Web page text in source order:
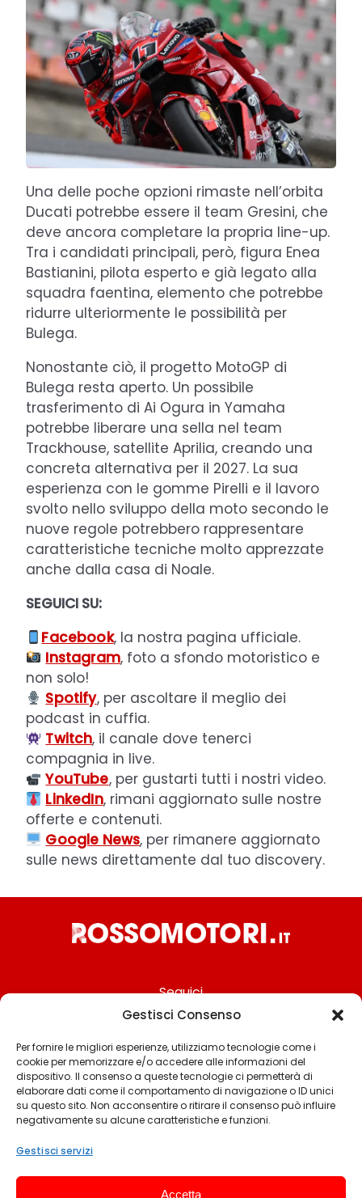
Gestisci Consenso
Per fornire le migliori esperienze, utilizziamo tecnologie come i
cookie per memorizzare e/o accedere alle informazioni del
dispositivo. Il consenso a queste tecnologie ci permetterà di
elaborare dati come il comportamento di navigazione o ID unici
su questo sito. Non acconsentire o ritirare il consenso può influire
negativamente su alcune caratteristiche e funzioni.
Gestisci servizi
Accetta
Una delle poche opzioni rimaste nell’orbita
Ducati potrebbe essere il team Gresini, che
deve ancora completare la propria line-up.
Tra i candidati principali, però, figura Enea
Bastianini, pilota esperto e già legato alla
squadra faentina, elemento che potrebbe
ridurre ulteriormente le possibilità per
Bulega.
Nonostante ciò, il progetto MotoGP di
Bulega resta aperto. Un possibile
trasferimento di Ai Ogura in Yamaha
potrebbe liberare una sella nel team
Trackhouse, satellite Aprilia, creando una
concreta alternativa per il 2027. La sua
esperienza con le gomme Pirelli e il lavoro
svolto nello sviluppo della moto secondo le
nuove regole potrebbero rappresentare
caratteristiche tecniche molto apprezzate
anche dalla casa di Noale.
SEGUICI SU:
Facebook, la nostra pagina ufficiale.
Instagram, foto a sfondo motoristico e
non solo!
Spotify, per ascoltare il meglio dei
podcast in cuffia.
Twitch, il canale dove tenerci
compagnia in live.
YouTube, per gustarti tutti i nostri video.
LinkedIn, rimani aggiornato sulle nostre
offerte e contenuti.
Google News, per rimanere aggiornato
sulle news direttamente dal tuo discovery.
Seguici
Chi siamo
Contattaci
Termini & Condizioni
Privacy policy